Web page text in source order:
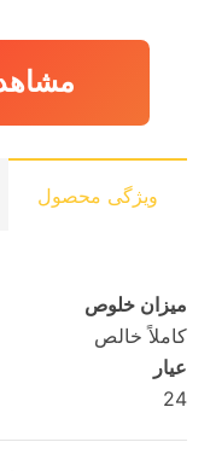
ویژگی محصول
میزان خلوص
کاملاً خالص
عیار
24